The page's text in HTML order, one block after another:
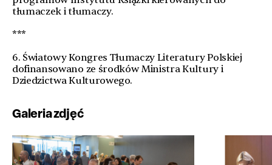
tłumaczek i tłumaczy.
***
6. Światowy Kongres Tłumaczy Literatury Polskiej
dofinansowano ze środków Ministra Kultury i
Dziedzictwa Kulturowego.
Galeria zdjęć